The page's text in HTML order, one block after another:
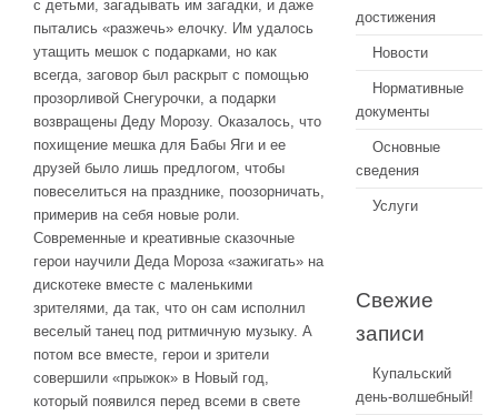
с детьми, загадывать им загадки, и даже
пытались «разжечь» елочку. Им удалось
утащить мешок с подарками, но как
всегда, заговор был раскрыт с помощью
прозорливой Снегурочки, а подарки
возвращены Деду Морозу. Оказалось, что
похищение мешка для Бабы Яги и ее
друзей было лишь предлогом, чтобы
повеселиться на празднике, поозорничать,
примерив на себя новые роли.
Современные и креативные сказочные
герои научили Деда Мороза «зажигать» на
дискотеке вместе с маленькими
зрителями, да так, что он сам исполнил
веселый танец под ритмичную музыку. А
потом все вместе, герои и зрители
совершили «прыжок» в Новый год,
который появился перед всеми в свете
достижения
Новости
Нормативные
документы
Основные
сведения
Услуги
Свежие
записи
Купальский
день-волшебный!